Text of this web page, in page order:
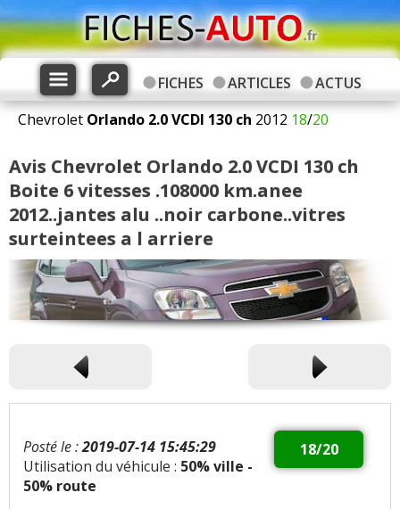
FICHES ARTICLES
ACTUS
Chevrolet Orlando 2.0 VCDI 130 ch 2012 18/20
Avis Chevrolet Orlando 2.0 VCDI 130 ch
Boite 6 vitesses .108000 km.anee
2012..jantes alu ..noir carbone..vitres
surteintees a l arriere
18/20
Posté le :2019-07-14 15:45:29
Utilisation du véhicule : 50% ville -
50% route